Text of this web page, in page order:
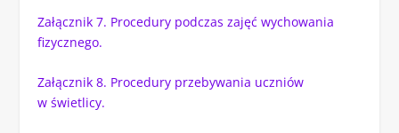
Załącznik 7. Procedury podczas zajęć wychowania
fizycznego.
Załącznik 8. Procedury przebywania uczniów
w świetlicy.